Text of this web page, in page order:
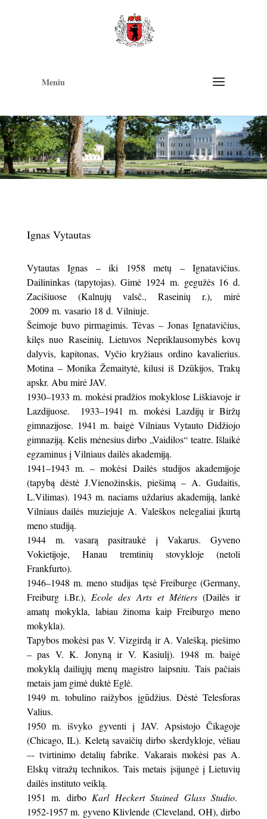
Meniu
Ignas Vytautas
Vytautas Ignas – iki 1958 metų – Ignatavičius.
Dailininkas (tapytojas). Gimė 1924 m. gegužės 16 d.
Zacišiuose (Kalnujų valsč., Raseinių r.), mirė
2009 m. vasario 18 d. Vilniuje.
Šeimoje buvo pirmagimis. Tėvas – Jonas Ignatavičius,
kilęs nuo Raseinių, Lietuvos Nepriklausomybės kovų
dalyvis, kapitonas, Vyčio kryžiaus ordino kavalierius.
Motina – Monika Žemaitytė, kilusi iš Dzūkijos, Trakų
apskr. Abu mirė JAV.
1930–1933 m. mokėsi pradžios mokyklose Liškiavoje ir
Lazdijuose. 1933–1941 m. mokėsi Lazdijų ir Biržų
gimnazijose. 1941 m. baigė Vilniaus Vytauto Didžiojo
gimnaziją. Kelis mėnesius dirbo „Vaidilos“ teatre. Išlaikė
egzaminus į Vilniaus dailės akademiją.
1941–1943 m. – mokėsi Dailės studijos akademijoje
(tapybą dėstė J.Vienožinskis, piešimą – A. Gudaitis,
L.Vilimas). 1943 m. naciams uždarius akademiją, lankė
Vilniaus dailės muziejuje A. Valeškos nelegaliai įkurtą
meno studiją.
1944 m. vasarą pasitraukė į Vakarus. Gyveno
Vokietijoje, Hanau tremtinių stovykloje (netoli
Frankfurto).
1946–1948 m. meno studijas tęsė Freiburge (Germany,
Freiburg i.Br.), Ecole des Arts et Métiers(Dailės ir
amatų mokykla, labiau žinoma kaip Freiburgo meno
mokykla).
Tapybos mokėsi pas V. Vizgirdą ir A. Valešką, piešimo
– pas V. K. Jonyną ir V. Kasiulį). 1948 m. baigė
mokyklą dailiųjų menų magistro laipsniu. Tais pačiais
metais jam gimė duktė Eglė.
1949 m. tobulino raižybos įgūdžius. Dėstė Telesforas
Valius.
1950 m. išvyko gyventi į JAV. Apsistojo Čikagoje
(Chicago, IL). Keletą savaičių dirbo skerdykloje, vėliau
–- tvirtinimo detalių fabrike. Vakarais mokėsi pas A.
Elskų vitražų technikos. Tais metais įsijungė į Lietuvių
dailės instituto veiklą.
1951 m. dirbo Karl Heckert Stained Glass Studio.
1952-1957 m. gyveno Klivlende (Cleveland, OH), dirbo